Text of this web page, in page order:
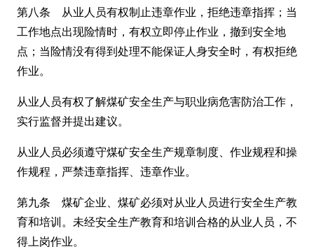
第八条 从业人员有权制止违章作业，拒绝违章指挥；当
工作地点出现险情时，有权立即停止作业，撤到安全地
点；当险情没有得到处理不能保证人身安全时，有权拒绝
作业。
从业人员有权了解煤矿安全生产与职业病危害防治工作，
实行监督并提出建议。
从业人员必须遵守煤矿安全生产规章制度、作业规程和操
作规程，严禁违章指挥、违章作业。
第九条 煤矿企业、煤矿必须对从业人员进行安全生产教
育和培训。未经安全生产教育和培训合格的从业人员，不
得上岗作业。